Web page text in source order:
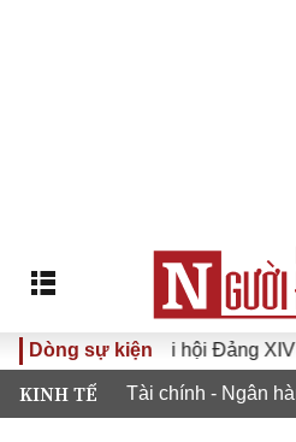
Dòng sự kiện
Đại hội Đảng XIV vào cuộc
KINH TẾ Tài chính - Ngân